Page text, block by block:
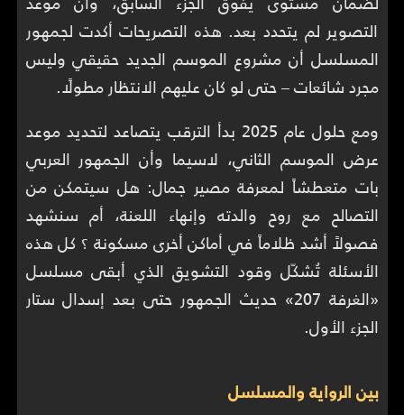
التصوير لم يتحدد بعد. هذه التصريحات أكدت لجمهور
المسلسل أن مشروع الموسم الجديد حقيقي وليس
مجرد شائعات – حتى لو كان عليهم الانتظار مطولًا.
ومع حلول عام 2025 بدأ الترقب يتصاعد لتحديد موعد
عرض الموسم الثاني، لاسيما وأن الجمهور العربي
بات متعطشاً لمعرفة مصير جمال: هل سيتمكن من
التصالح مع روح والدته وإنهاء اللعنة، أم سنشهد
فصولاً أشد ظلاماً في أماكن أخرى مسكونة ؟ كل هذه
الأسئلة تُشكّل وقود التشويق الذي أبقى مسلسل
«الغرفة 207» حديث الجمهور حتى بعد إسدال ستار
الجزء الأول.
بين الرواية والمسلسل